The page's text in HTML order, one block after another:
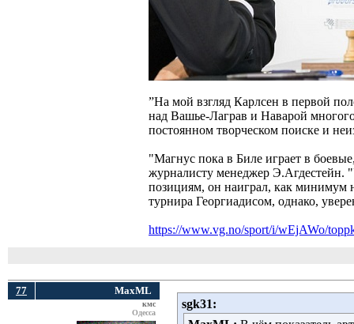
”На мой взгляд Карлсен в первой
над Вашье-Лаграв и Наварой
постоянном творческом поиске и
"Магнус пока в Биле играет в
журналисту менеджер Э.Агдестейн.
позициям, он наиграл, как минимум
турнира Георгиадисом, однако,
https://www.vg.no/sport/i/wEjAWo/
77 MaxML
кмс
Одесса
sgk31: